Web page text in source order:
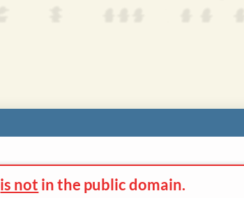
is not in the public domain.